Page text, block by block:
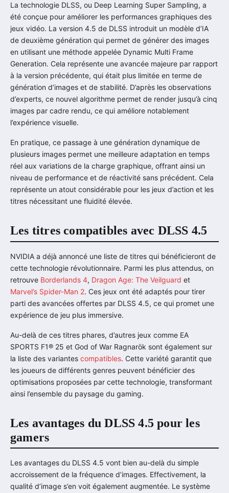
La technologie DLSS, ou Deep Learning Super Sampling, a
été conçue pour améliorer les performances graphiques des
jeux vidéo. La version 4.5 de DLSS introduit un modèle d’IA
de deuxième génération qui permet de générer des images
en utilisant une méthode appelée Dynamic Multi Frame
Generation. Cela représente une avancée majeure par rapport
à la version précédente, qui était plus limitée en terme de
génération d’images et de stabilité. D’après les observations
d’experts, ce nouvel algorithme permet de render jusqu’à cinq
images par cadre rendu, ce qui améliore notablement
l’expérience visuelle.
En pratique, ce passage à une génération dynamique de
plusieurs images permet une meilleure adaptation en temps
réel aux variations de la charge graphique, offrant ainsi un
niveau de performance et de réactivité sans précédent. Cela
représente un atout considérable pour les jeux d’action et les
titres nécessitant une fluidité élevée.
Les titres compatibles avec DLSS 4.5
NVIDIA a déjà annoncé une liste de titres qui bénéficieront de
cette technologie révolutionnaire. Parmi les plus attendus, on
retrouve Borderlands 4, Dragon Age: The Veilguard et
Marvel’s Spider-Man 2. Ces jeux ont été adaptés pour tirer
parti des avancées offertes par DLSS 4.5, ce qui promet une
expérience de jeu plus immersive.
Au-delà de ces titres phares, d’autres jeux comme EA
SPORTS F1® 25 et God of War Ragnarök sont également sur
la liste des variantes compatibles. Cette variété garantit que
les joueurs de différents genres peuvent bénéficier des
optimisations proposées par cette technologie, transformant
ainsi l’ensemble du paysage du gaming.
Les avantages du DLSS 4.5 pour les
gamers
Les avantages du DLSS 4.5 vont bien au-delà du simple
accroissement de la fréquence d’images. Effectivement, la
qualité d’image s’en voit également augmentée. Le système